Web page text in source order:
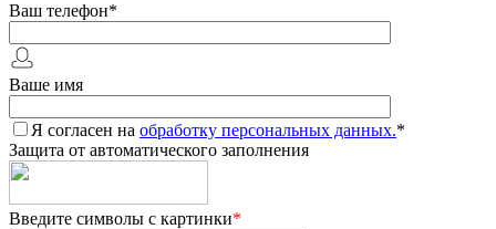
Ваш телефон*
Ваше имя
Я согласен на обработку персональных данных.*
Защита от автоматического заполнения
Введите символы с картинки*